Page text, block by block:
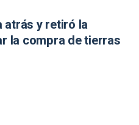
atrás y retiró la
la compra de tierras